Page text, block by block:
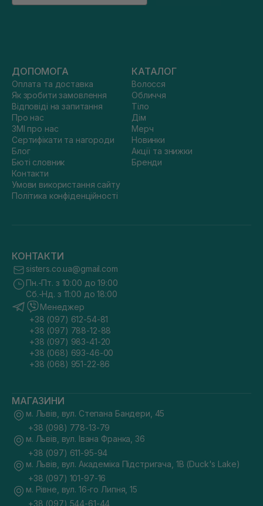
ДОПОМОГА
Оплата та доставка
Як зробити замовлення
Відповіді на запитання
Про нас
ЗМІ про нас
Сертифікати та нагороди
Блог
Бюті словник
Контакти
Умови використання сайту
Політика конфіденційності
КАТАЛОГ
Волосся
Обличчя
Тіло
Дім
Мерч
Новинки
Акції та знижки
Бренди
КОНТАКТИ
sisters.co.ua@gmail.com
Пн.-Пт. з 10:00 до 19:00
Сб.-Нд. з 11:00 до 18:00
Менеджер
+38 (097) 612-54-81
+38 (097) 788-12-88
+38 (097) 983-41-20
+38 (068) 693-46-00
+38 (068) 951-22-86
МАГАЗИНИ
м. Львів, вул. Степана Бандери, 45
+38 (098) 778-13-79
м. Львів, вул. Івана Франка, 36
+38 (097) 611-95-94
м. Львів, вул. Академіка Підстригача, 1В (Duck's Lake)
+38 (097) 101-97-16
м. Рівне, вул. 16-го Липня, 15
+38 (097) 544-61-44